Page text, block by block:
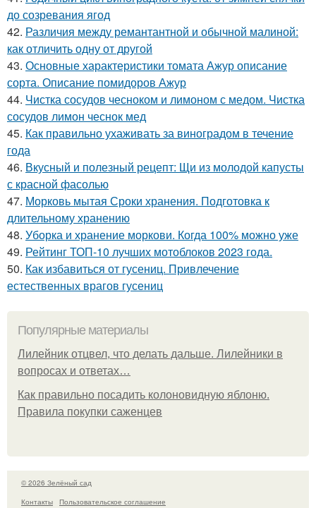
до созревания ягод
42. Различия между ремантантной и обычной малиной:
как отличить одну от другой
43. Основные характеристики томата Ажур описание
сорта. Описание помидоров Ажур
44. Чистка сосудов чесноком и лимоном с медом. Чистка
сосудов лимон чеснок мед
45. Как правильно ухаживать за виноградом в течение
года
46. Вкусный и полезный рецепт: Щи из молодой капусты
с красной фасолью
47. Морковь мытая Сроки хранения. Подготовка к
длительному хранению
48. Уборка и хранение моркови. Когда 100% можно уже
49. Рейтинг ТОП-10 лучших мотоблоков 2023 года.
50. Как избавиться от гусениц. Привлечение
естественных врагов гусениц
Популярные материалы
Лилейник отцвел, что делать дальше. Лилейники в
вопросах и ответах…
Как правильно посадить колоновидную яблоню.
Правила покупки саженцев
© 2026 Зелёный сад
Контакты
Пользовательское соглашение